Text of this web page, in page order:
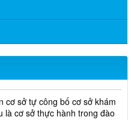
sở tự công bố cơ sở khám
là cơ sở thực hành trong đào
phạm pháp luật do Ủy ban
lĩnh vực Y tế
cơ sở tự công bố cơ sở khám
là cơ sở thực hành trong đào